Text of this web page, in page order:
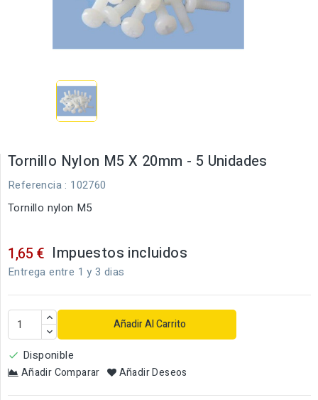
Tornillo Nylon M5 X 20mm - 5 Unidades
Referencia : 102760
Tornillo nylon M5
1,65 € Impuestos incluidos
Entrega entre 1 y 3 dias
Añadir Al Carrito
 Disponible
Añadir Comparar Añadir Deseos